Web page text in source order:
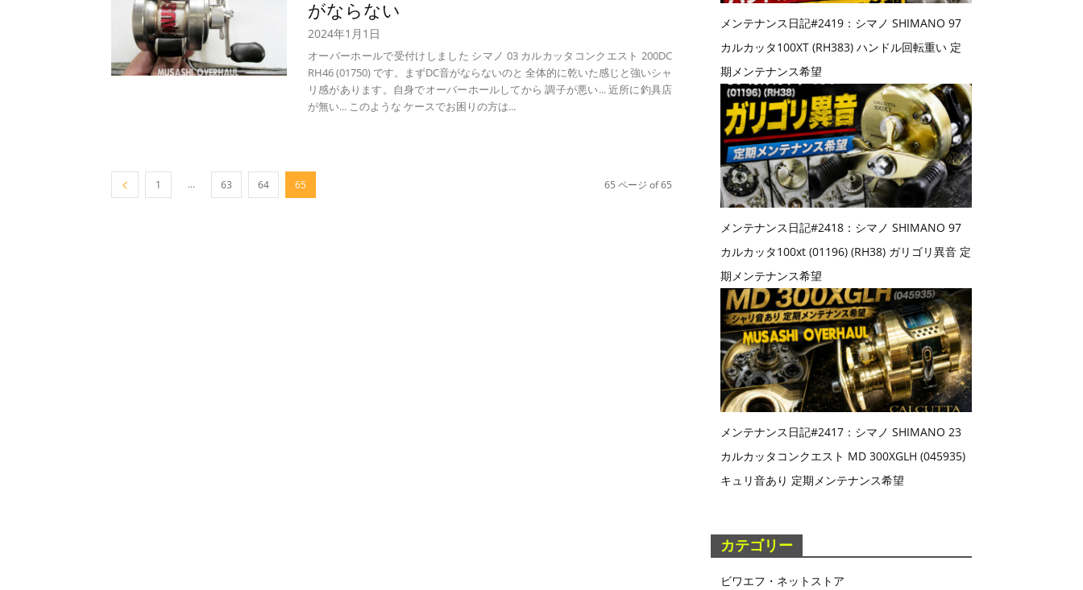
がならない
2024年1月1日
オーバーホールで受付けしました シマノ 03 カルカッタコンクエスト 200DC
RH46 (01750) です。まずDC音がならないのと 全体的に乾いた感じと強いシャ
リ感があります。自身でオーバーホールしてから 調子が悪い... 近所に釣具店
が無い... このような ケースでお困りの方は...
1 ... 63 64 65 65 ページ of 65
メンテナンス日記#2419：シマノ SHIMANO 97
カルカッタ100XT (RH383) ハンドル回転重い 定
期メンテナンス希望
メンテナンス日記#2418：シマノ SHIMANO 97
カルカッタ100xt (01196) (RH38) ガリゴリ異音 定
期メンテナンス希望
メンテナンス日記#2417：シマノ SHIMANO 23
カルカッタコンクエスト MD 300XGLH (045935)
キュリ音あり 定期メンテナンス希望
カテゴリー
ビワエフ・ネットストア